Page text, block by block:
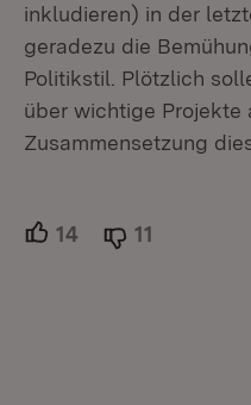
inkludieren) in der
geradezu die
Politikstil. Plötzlich
über wichtige Projekte
Zusammensetzung
14 Unterstützer.
11